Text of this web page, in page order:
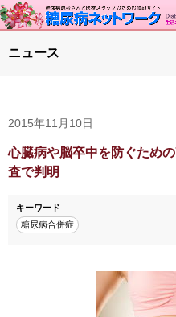
談話室BBS
糖尿病のきほん
特集・連載
腎臓の健康道
インスリンポンプ
グリコアルブミン
特集・連載 一覧へ
ニュース
2015年11月10日
心臓病や脳卒中を防ぐため
査で判明
キーワード
糖尿病合併症